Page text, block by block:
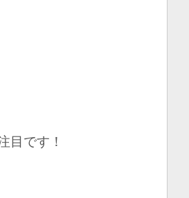
目です！